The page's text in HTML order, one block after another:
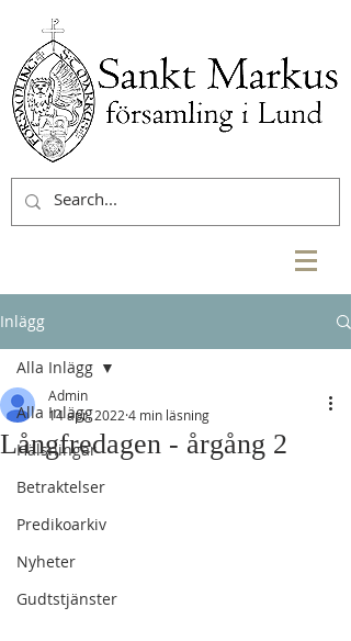
Inlägg
Alla Inlägg
Hälsningar
Betraktelser
Predikoarkiv
Nyheter
Gudtstjänster
Alla Inlägg
Långfredagen - årgång 2
Admin
14 apr. 2022 4 min läsning